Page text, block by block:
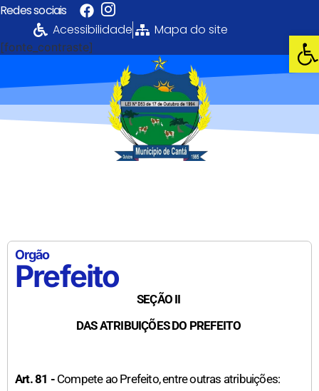
Redes sociais
Acessibilidade
Mapa do site
[fonte_contraste]
Orgão
Prefeito
SEÇÃO II
DAS ATRIBUIÇÕES DO PREFEITO
Art. 81 -Compete ao Prefeito, entre outras atribuições: